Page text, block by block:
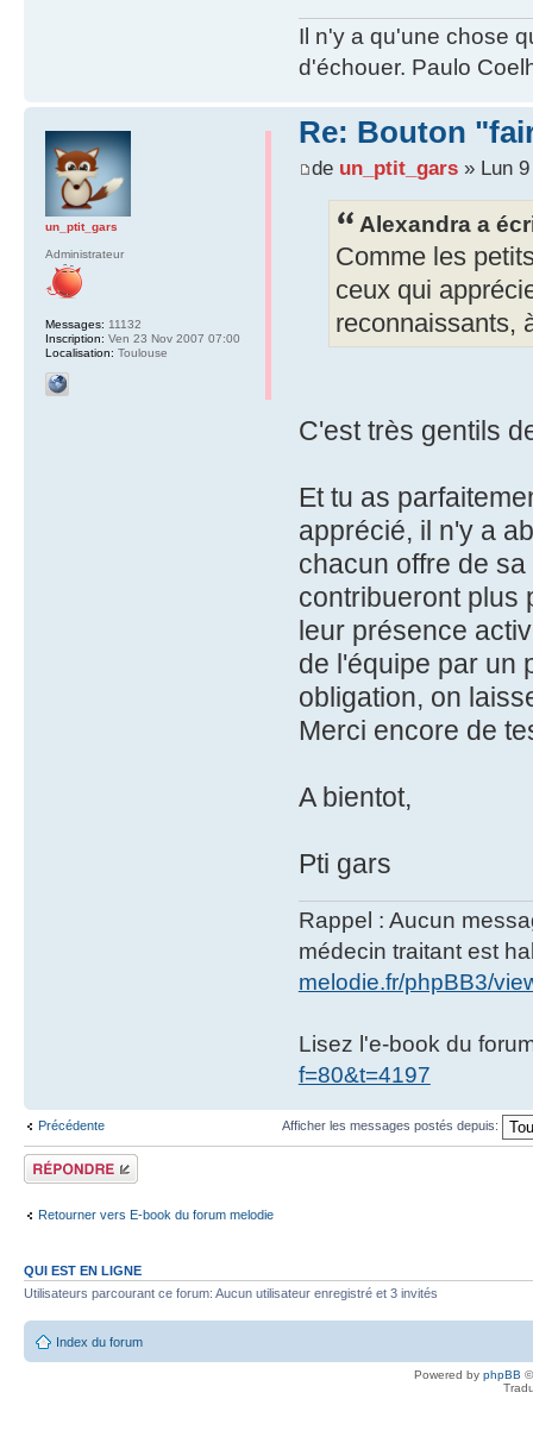
Il n'y a qu'une chose
d'échouer. Paulo
Re: Bouton
de un_ptit_gars» Lun 9
Alexandra a
Comme les
ceux qui
reconnaissants,
C'est très gentils
Et tu as
apprécié, il n'y a
chacun offre de
contribueront plus
leur présence
de l'équipe par un
obligation, on
Merci encore de
A bientot,
Pti gars
Rappel : Aucun
médecin traitant est
melodie.fr/phpBB3/
Lisez l'e-book du
f=80&t=4197
un_ptit_gars
Administrateur
Messages: 11132
Inscription: Ven 23 Nov 2007 07:00
Localisation: Toulouse
Précédente Afficher les messages postés depuis:
Répondre
Retourner vers E-book du forum melodie
QUI EST EN LIGNE
Utilisateurs parcourant ce forum: Aucun utilisateur enregistré et 3 invités
Index du forum
Powered by phpBB